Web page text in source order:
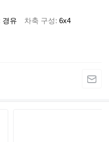
경유 차축 구성 6x4